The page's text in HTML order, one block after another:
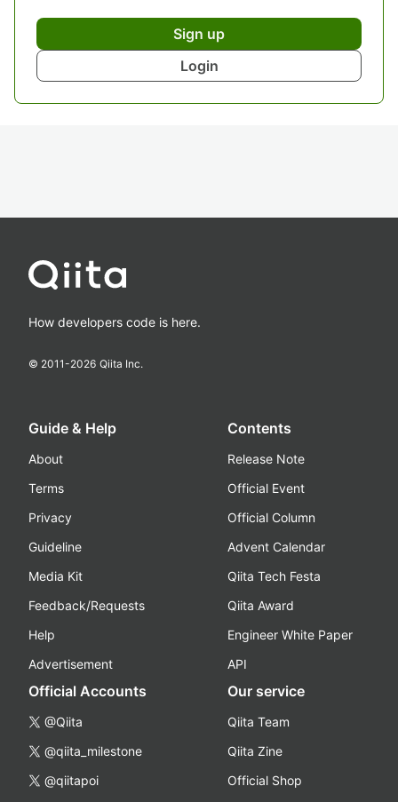
Sign up
Login
How developers code is here.
© 2011-2026 Qiita Inc.
Guide & Help
About
Terms
Privacy
Guideline
Media Kit
Feedback/Requests
Help
Advertisement
Contents
Release Note
Official Event
Official Column
Advent Calendar
Qiita Tech Festa
Qiita Award
Engineer White Paper
API
Official Accounts
@Qiita
@qiita_milestone
@qiitapoi
Our service
Qiita Team
Qiita Zine
Official Shop